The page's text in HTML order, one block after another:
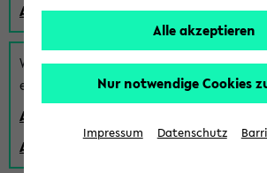
Anmeldung zum eKVV der
Wenn Sie (noch) kein Uni Login haben,
eKVV auch über einen Gastzugang
Anmeldung über einen vorhandenen
Anlegen eines neuen Gastzugangs
Alle akzeptieren
Nur notwendige Cookies
Impressum Datenschutz